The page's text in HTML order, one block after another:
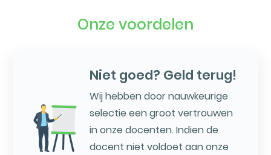
Onze voordelen
Niet goed? Geld terug!
Wij hebben door nauwkeurige
selectie een groot vertrouwen
in onze docenten. Indien de
docent niet voldoet aan onze